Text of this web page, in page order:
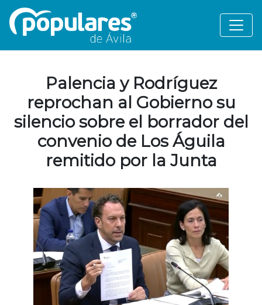
Palencia y Rodríguez
reprochan al Gobierno su
silencio sobre el borrador del
convenio de Los Águila
remitido por la Junta